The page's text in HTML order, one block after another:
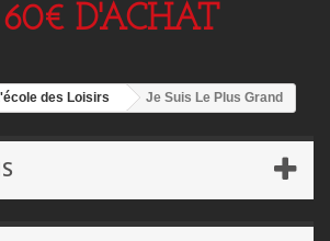
D'ACHAT
des Loisirs Je Suis Le Plus Grand